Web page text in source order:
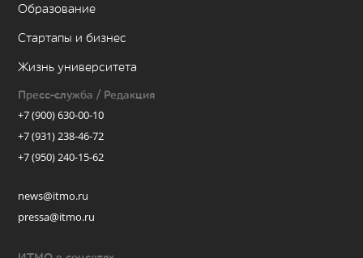
Образование
Стартапы и бизнес
Жизнь университета
Пресс-служба / Редакция
+7 (900) 630-00-10
+7 (931) 238-46-72
+7 (950) 240-15-62
news@itmo.ru
pressa@itmo.ru